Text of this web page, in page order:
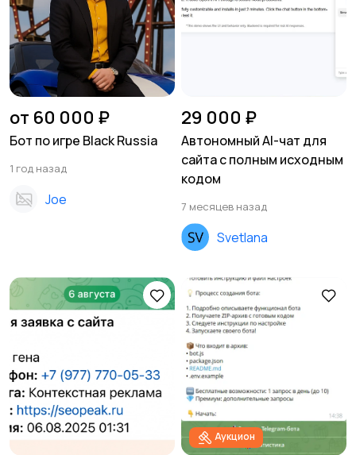
от 60 000 ₽
Бот по игре Black Russia
1 год назад
Joe
29 000 ₽
Автономный AI-чат для
сайта с полным исходным
кодом
7 месяцев назад
Svetlana
Аукцион